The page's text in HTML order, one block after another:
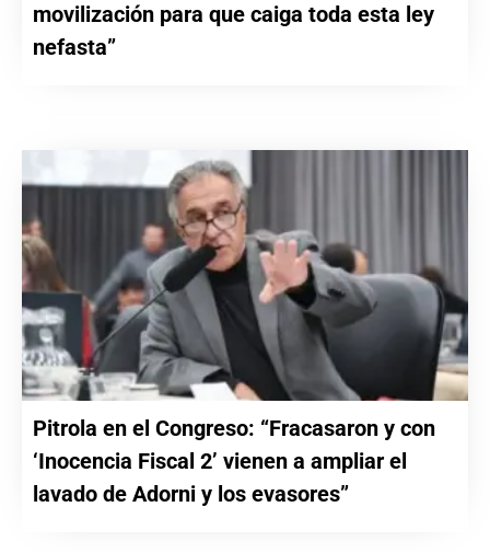
movilización para que caiga toda esta ley
nefasta”
Pitrola en el Congreso: “Fracasaron y con
‘Inocencia Fiscal 2’ vienen a ampliar el
lavado de Adorni y los evasores”